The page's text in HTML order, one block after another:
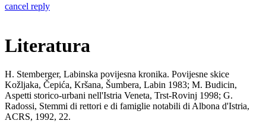
cancel reply
Literatura
H. Stemberger, Labinska povijesna kronika. Povijesne skice
Kožljaka, Čepića, Kršana, Šumbera, Labin 1983; M. Budicin,
Aspetti storico-urbani nell'Istria Veneta, Trst-Rovinj 1998; G.
Radossi, Stemmi di rettori e di famiglie notabili di Albona d'Istria,
ACRS, 1992, 22.